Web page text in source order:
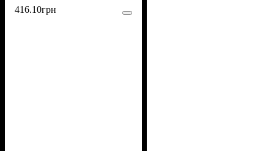
416.10грн